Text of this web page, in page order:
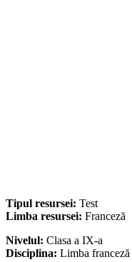
Tipul resursei: Test
Limba resursei: Franceză
Nivelul: Clasa a IX-a
Disciplina: Limba franceză